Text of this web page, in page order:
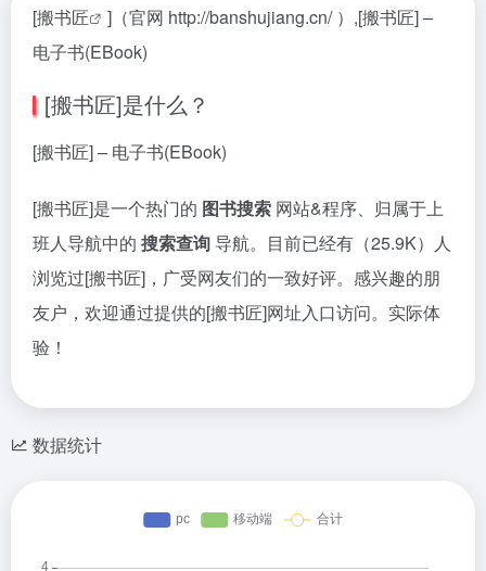
[搬书匠
]（官网 http://banshujiang.cn/ ）,[搬书匠] –
电子书(EBook)
[搬书匠]是什么？
[搬书匠] – 电子书(EBook)
[搬书匠]是一个热门的 图书搜索 网站&程序、归属于上
班人导航中的 搜索查询 导航。目前已经有（25.9K）人
浏览过[搬书匠]，广受网友们的一致好评。感兴趣的朋
友户，欢迎通过提供的[搬书匠]网址入口访问。实际体
验！
数据统计